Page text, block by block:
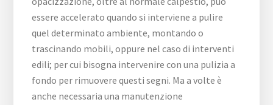
essere accelerato quando si interviene a pulire
quel determinato ambiente, montando o
trascinando mobili, oppure nel caso di interventi
edili; per cui bisogna intervenire con una pulizia a
fondo per rimuovere questi segni. Ma a volte è
anche necessaria una manutenzione